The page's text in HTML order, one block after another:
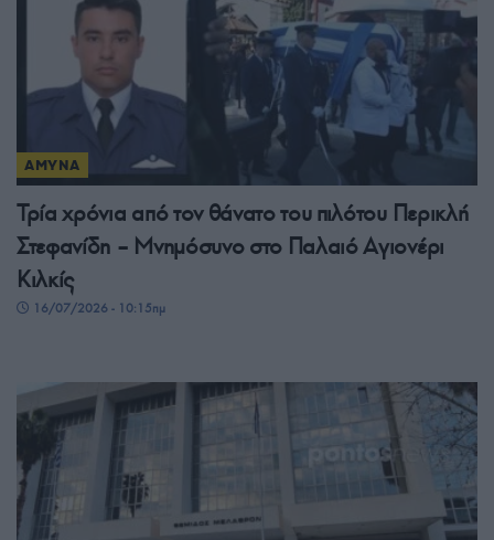
ΑΜΥΝΑ
Τρία χρόνια από τον θάνατο του πιλότου Περικλή
Στεφανίδη – Μνημόσυνο στο Παλαιό Αγιονέρι
Κιλκίς
16/07/2026 - 10:15πμ